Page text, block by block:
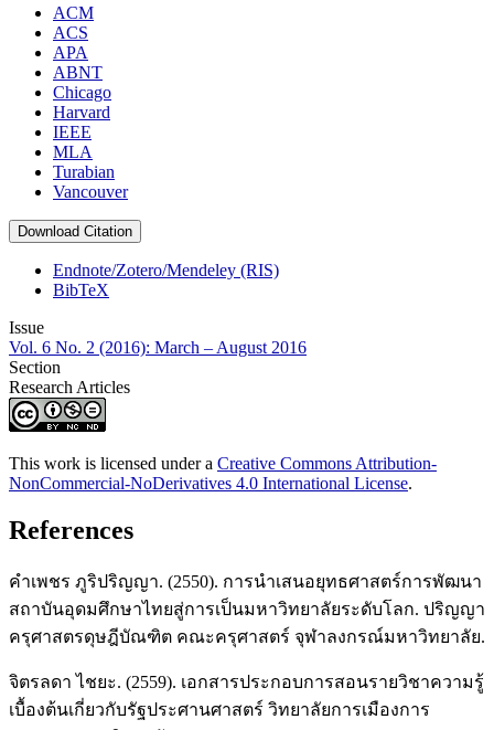
ACM
ACS
APA
ABNT
Chicago
Harvard
IEEE
MLA
Turabian
Vancouver
Download Citation
Endnote/Zotero/Mendeley (RIS)
BibTeX
Issue
Vol. 6 No. 2 (2016): March – August 2016
Section
Research Articles
This work is licensed under a Creative Commons Attribution-
NonCommercial-NoDerivatives 4.0 International License.
References
คำเพชร ภูริปริญญา. (2550). การนำเสนอยุทธศาสตร์การพัฒนา
สถาบันอุดมศึกษาไทยสู่การเป็นมหาวิทยาลัยระดับโลก. ปริญญา
ครุศาสตรดุษฎีบัณฑิต คณะครุศาสตร์ จุฬาลงกรณ์มหาวิทยาลัย.
จิตรลดา ไชยะ. (2559). เอกสารประกอบการสอนรายวิชาความรู้
เบื้องต้นเกี่ยวกับรัฐประศานศาสตร์ วิทยาลัยการเมืองการ